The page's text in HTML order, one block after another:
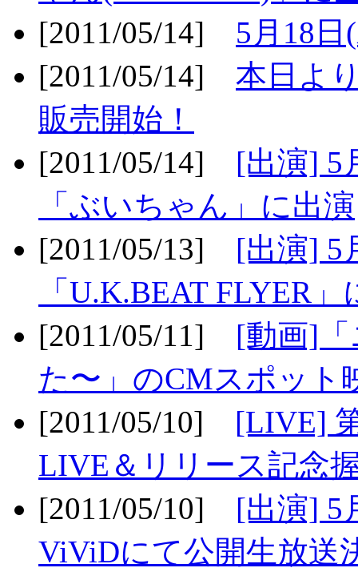
[2011/05/14] 5月18
[2011/05/14] 本日よ
販売開始！
[2011/05/14] [出演] 5
「ぶいちゃん」に出演
[2011/05/13] [出演] 5
「U.K.BEAT FLYER
[2011/05/11] [動画]
た〜」のCMスポット
[2011/05/10] [LIVE]
LIVE＆リリース記念
[2011/05/10] [出演] 5
ViViDにて公開生放送